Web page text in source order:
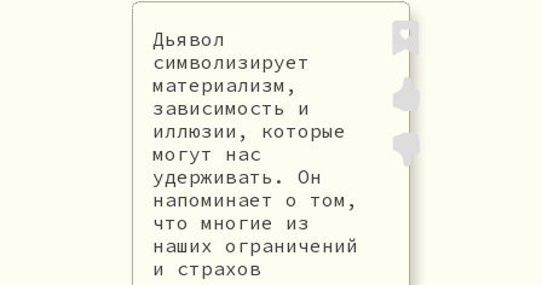
Дьявол
символизирует
материализм,
зависимость и
иллюзии, которые
могут нас
удерживать. Он
напоминает о том,
что многие из
наших ограничений
и страхов